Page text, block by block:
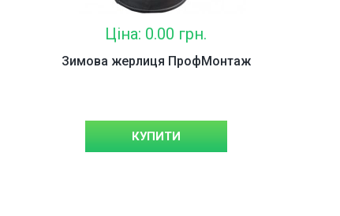
Ціна: 0.00 грн.
Зимова жерлиця ПрофМонтаж
КУПИТИ